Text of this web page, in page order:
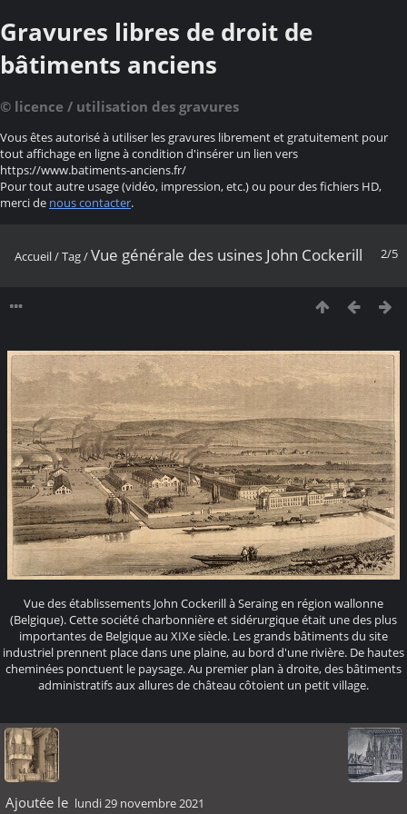
Gravures libres de droit de
bâtiments anciens
© licence / utilisation des gravures
Vous êtes autorisé à utiliser les gravures librement et gratuitement pour
tout affichage en ligne à condition d'insérer un lien vers
https://www.batiments-anciens.fr/
Pour tout autre usage (vidéo, impression, etc.) ou pour des fichiers HD,
merci de nous contacter.
2/5
Accueil/Tag/Vue générale des usines John Cockerill
Vue des établissements John Cockerill à Seraing en région wallonne
(Belgique). Cette société charbonnière et sidérurgique était une des plus
importantes de Belgique au XIXe siècle. Les grands bâtiments du site
industriel prennent place dans une plaine, au bord d'une rivière. De hautes
cheminées ponctuent le paysage. Au premier plan à droite, des bâtiments
administratifs aux allures de château côtoient un petit village.
Ajoutée le lundi 29 novembre 2021